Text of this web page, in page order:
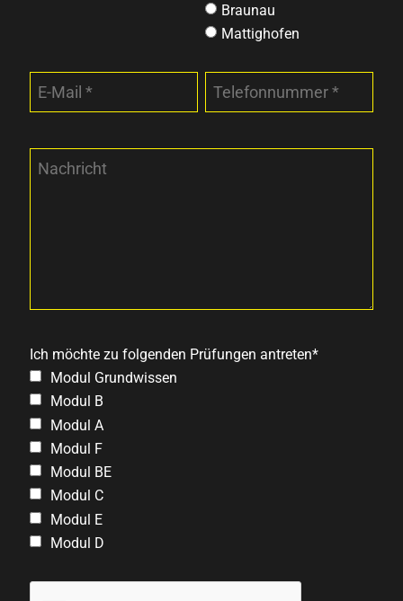
Braunau
Mattighofen
Ich möchte zu folgenden Prüfungen antreten*
Modul Grundwissen
Modul B
Modul A
Modul F
Modul BE
Modul C
Modul E
Modul D